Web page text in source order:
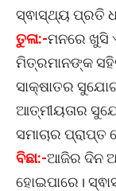
ସ୍ଵାସ୍ଥ୍ୟ ପ୍ରତି
ତୁଳା:-ମନରେ ଖୁସି
ମିତ୍ରମାନଙ୍କ
ସାକ୍ଷାତର
ଆତ୍ମୀୟତାର
ସମାଚାର ପ୍ରାପ୍ତ
ବିଛା:-ଆଜିର ଦିନ
ହୋଇପାରେ।